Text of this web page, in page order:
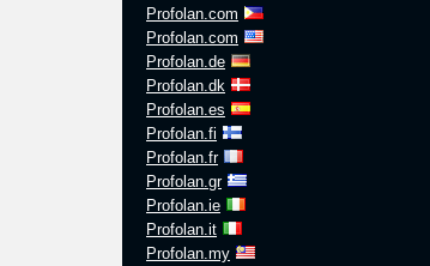
Profolan.com
Profolan.com
Profolan.de
Profolan.dk
Profolan.es
Profolan.fi
Profolan.fr
Profolan.gr
Profolan.ie
Profolan.it
Profolan.my